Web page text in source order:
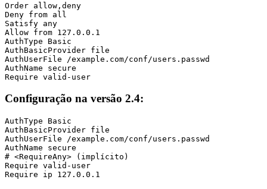
Order allow,deny
Deny from all
Satisfy any
Allow from 127.0.0.1
AuthType Basic
AuthBasicProvider file
AuthUserFile /example.com/conf/users.passwd
AuthName secure
Require valid-user
Configuração na versão 2.4:
AuthType Basic
AuthBasicProvider file
AuthUserFile /example.com/conf/users.passwd
AuthName secure
# <RequireAny> (implícito)
Require valid-user
Require ip 127.0.0.1